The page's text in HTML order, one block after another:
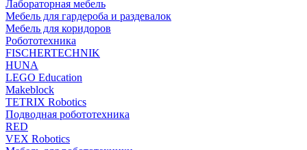
Лабораторная мебель
Мебель для гардероба и раздевалок
Мебель для коридоров
Робототехника
FISCHERTECHNIK
HUNA
LEGO Education
Makeblock
TETRIX Robotics
Подводная робототехника
RED
VEX Robotics